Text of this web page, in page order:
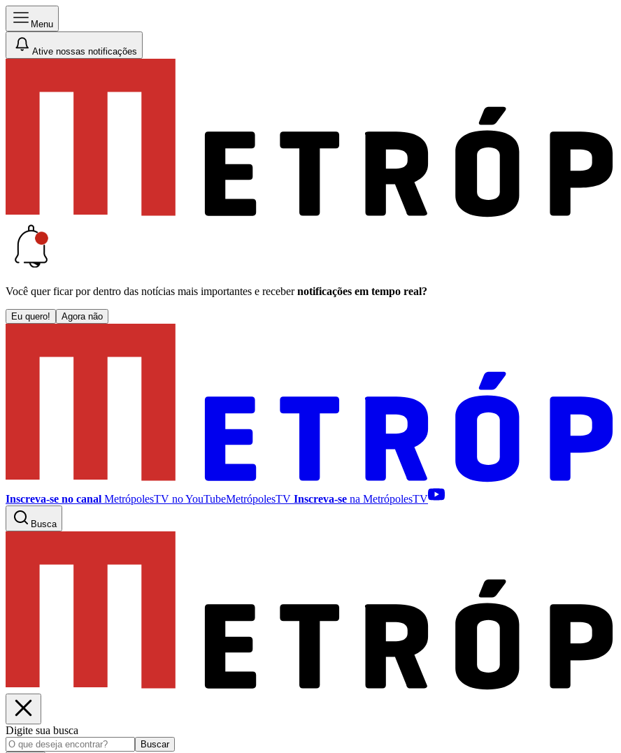
Menu
Ative nossas notificações
Você quer ficar por dentro das notícias mais importantes e receber notificações em tempo real?
Eu quero! Agora não
Inscreva-se no canal MetrópolesTV noYouTubeMetrópolesTV Inscreva-se na MetrópolesTV
Busca
Digite sua busca
Buscar